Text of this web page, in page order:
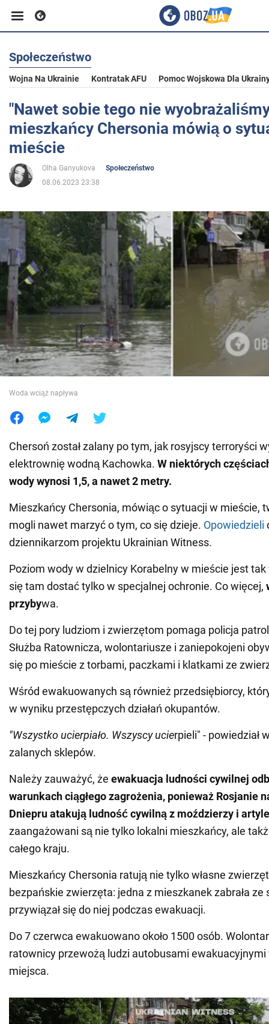
Biznes
Sport
Rozrywka
Życie
Polityka
Społeczeństwo
Wojna na Ukrainie
Świat
Jedzenie
Społeczeństwo
Wojna Na Ukrainie Kontratak AFU Pomoc Wojskowa Dla
"Nawet sobie tego nie
mieszkańcy Chersonia mówią o
mieście
Olha Ganyukova
Społeczeństwo
08.06.2023 23:38
Woda wciąż napływa
Chersoń został zalany po tym, jak rosyjscy terroryści
elektrownię wodną Kachowka. W niektórych
wody wynosi 1,5, a nawet 2 metry.
Mieszkańcy Chersonia, mówiąc o sytuacji w mieście,
mogli nawet marzyć o tym, co się dzieje. Opowiedzieli
dziennikarzom projektu Ukrainian Witness.
Poziom wody w dzielnicy Korabelny w mieście jest
się tam dostać tylko w specjalnej ochronie. Co więcej,
przybywa.
Do tej pory ludziom i zwierzętom pomaga policja
Służba Ratownicza, wolontariusze i zaniepokojeni
się po mieście z torbami, paczkami i klatkami ze
Wśród ewakuowanych są również przedsiębiorcy,
w wyniku przestępczych działań okupantów.
"Wszystko ucierpiało. Wszyscy ucierpieli" - powiedział
zalanych sklepów.
Należy zauważyć, że ewakuacja ludności cywilnej
warunkach ciągłego zagrożenia, ponieważ Rosjanie
Dniepru atakują ludność cywilną z moździerzy i
zaangażowani są nie tylko lokalni mieszkańcy, ale
całego kraju.
Mieszkańcy Chersonia ratują nie tylko własne
bezpańskie zwierzęta: jedna z mieszkanek zabrała ze
przywiązał się do niej podczas ewakuacji.
Do 7 czerwca ewakuowano około 1500 osób.
ratownicy przewożą ludzi autobusami ewakuacyjnymi
miejsca.